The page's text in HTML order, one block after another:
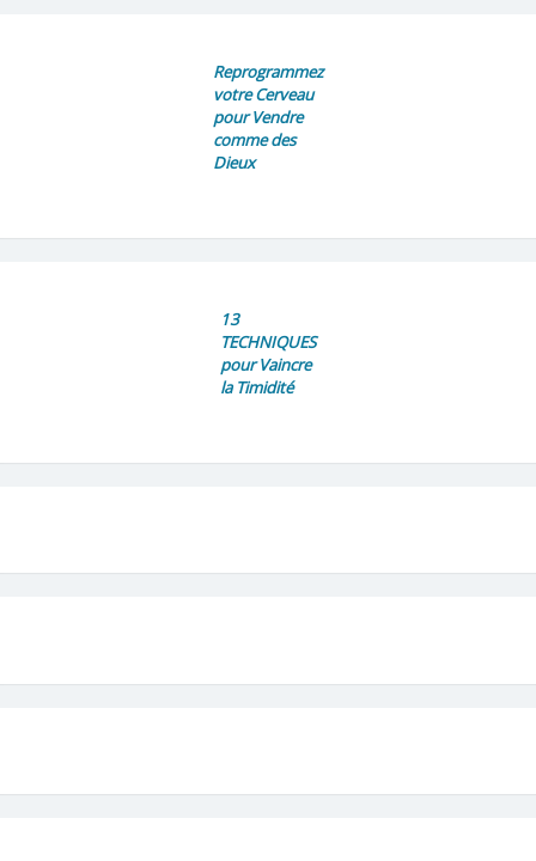
Reprogrammez
votre Cerveau
pour Vendre
comme des
Dieux
13
TECHNIQUES
pour Vaincre
la Timidité